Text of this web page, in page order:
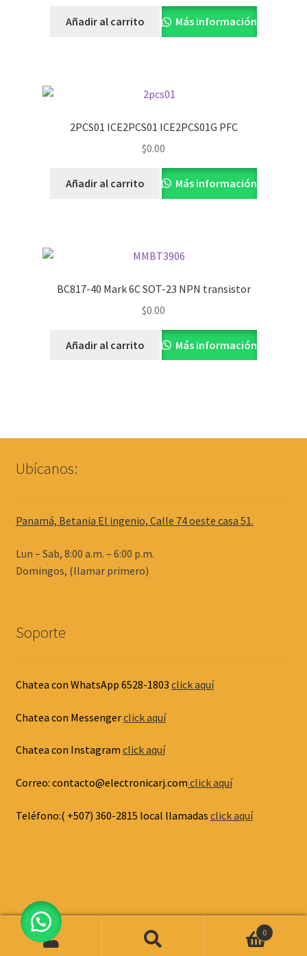
Añadir al carrito Más información
2PCS01 ICE2PCS01 ICE2PCS01G PFC
$0.00
Añadir al carrito Más información
BC817-40 Mark 6C SOT-23 NPN transistor
$0.00
Añadir al carrito Más información
Ubícanos:
Panamá, Betania El ingenio, Calle 74 oeste casa 51.
Lun – Sab, 8:00 a.m. – 6:00 p.m.
Domingos, (llamar primero)
Soporte
Chatea con WhatsApp 6528-1803 click aquí
Chatea con Messengerclick aquí
Chatea con Instagram click aquí
Correo: contacto@electronicarj.com click aquí
Teléfono:( +507) 360-2815 local llamadas click aquí
0